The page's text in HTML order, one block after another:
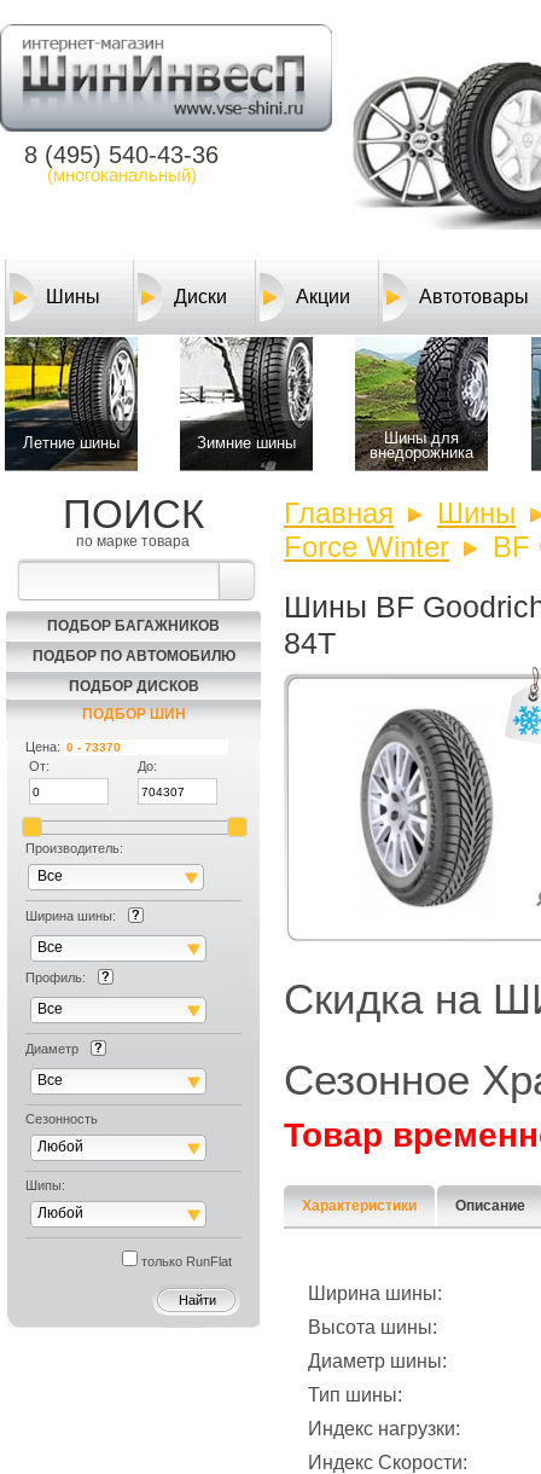
8 (495) 540-43-36
(многоканальный)
Шины Диски Акции Автотовары
Летние шины Зимние шины
Шины для
внедорожника
ПОИСК
по марке товара
ПОДБОР БАГАЖНИКОВ
ПОДБОР ПО АВТОМОБИЛЮ
ПОДБОР ДИСКОВ
ПОДБОР ШИН
Цена:
От:
До:
Производитель:
Все
Ширина шины:
Все
Профиль:
Все
Диаметр
Все
Сезонность
Любой
Шипы:
Любой
только RunFlat
Главная
Шины
Force Winter
BF
Шины BF
84T
Скидка на
Сезонное
Товар
Характеристики Описание
Ширина шины:
Высота шины:
Диаметр шины:
Тип шины:
Индекс нагрузки:
Индекс Скорости: